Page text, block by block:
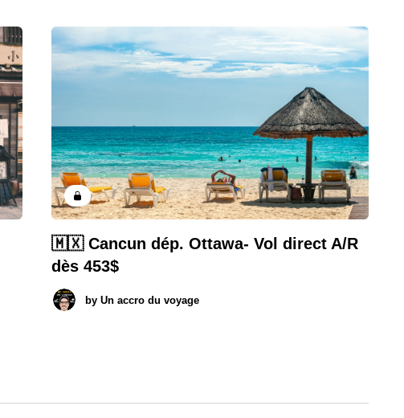
🇲🇽 Cancun dép. Ottawa- Vol direct A/R
dès 453$
by Un accro du voyage